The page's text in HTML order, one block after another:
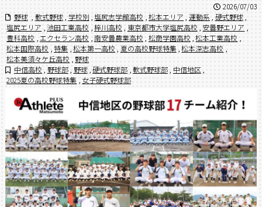
2026/07/03
野球
軟式野球 学校別 塩尻志学館高校 松本エリア 運動系 硬式野球
塩尻エリア
池田工業高校 ,梓川高校 , 東京都市大学塩尻高校 安曇野エリア ,
豊科高校 エクセラン高校 南安曇農業高校 松商学園高校 松本工業高校
松本国際高校 特集 松本第一高校 夏の高校野球特集 松本深志高校
松本美須々ケ丘高校
野球
中信高校
野球部 野球 硬式野球部 軟式野球部 中信地区
2025夏の高校野球特集 , 女子硬式野球部